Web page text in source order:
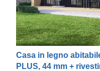
Casa in legno
PLUS, 44 mm +